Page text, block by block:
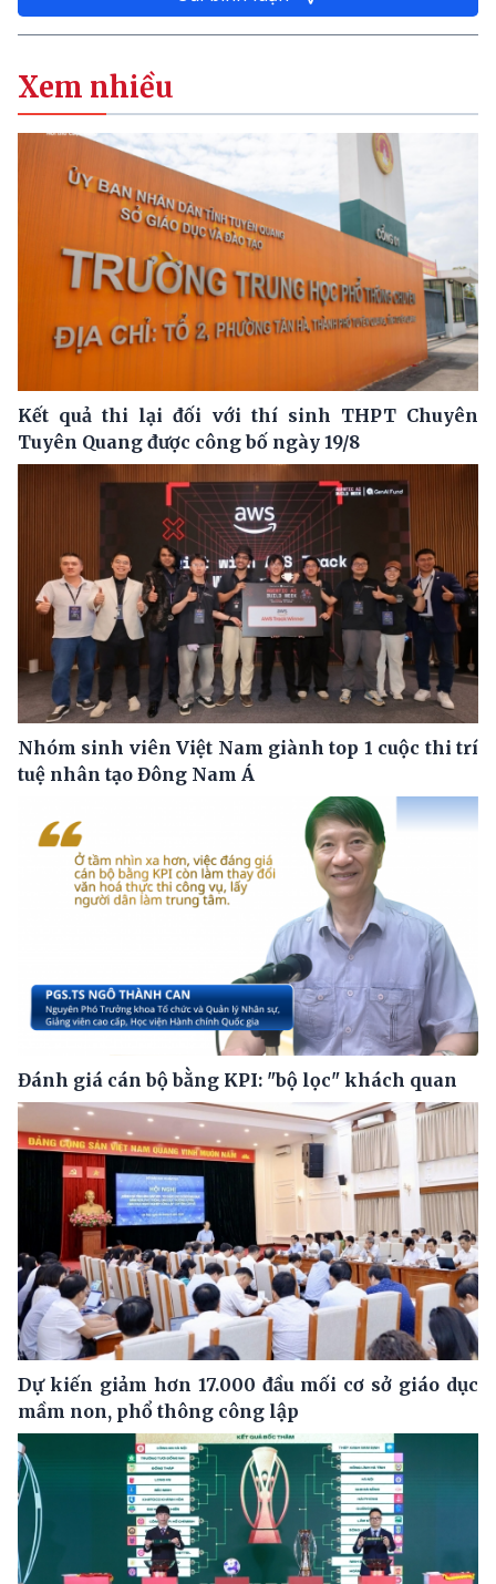
Xem nhiều
Kết quả thi lại đối với thí sinh THPT Chuyên
Tuyên Quang được công bố ngày 19/8
Nhóm sinh viên Việt Nam giành top 1 cuộc thi trí
tuệ nhân tạo Đông Nam Á
Đánh giá cán bộ bằng KPI: "bộ lọc" khách quan
Dự kiến giảm hơn 17.000 đầu mối cơ sở giáo dục
mầm non, phổ thông công lập